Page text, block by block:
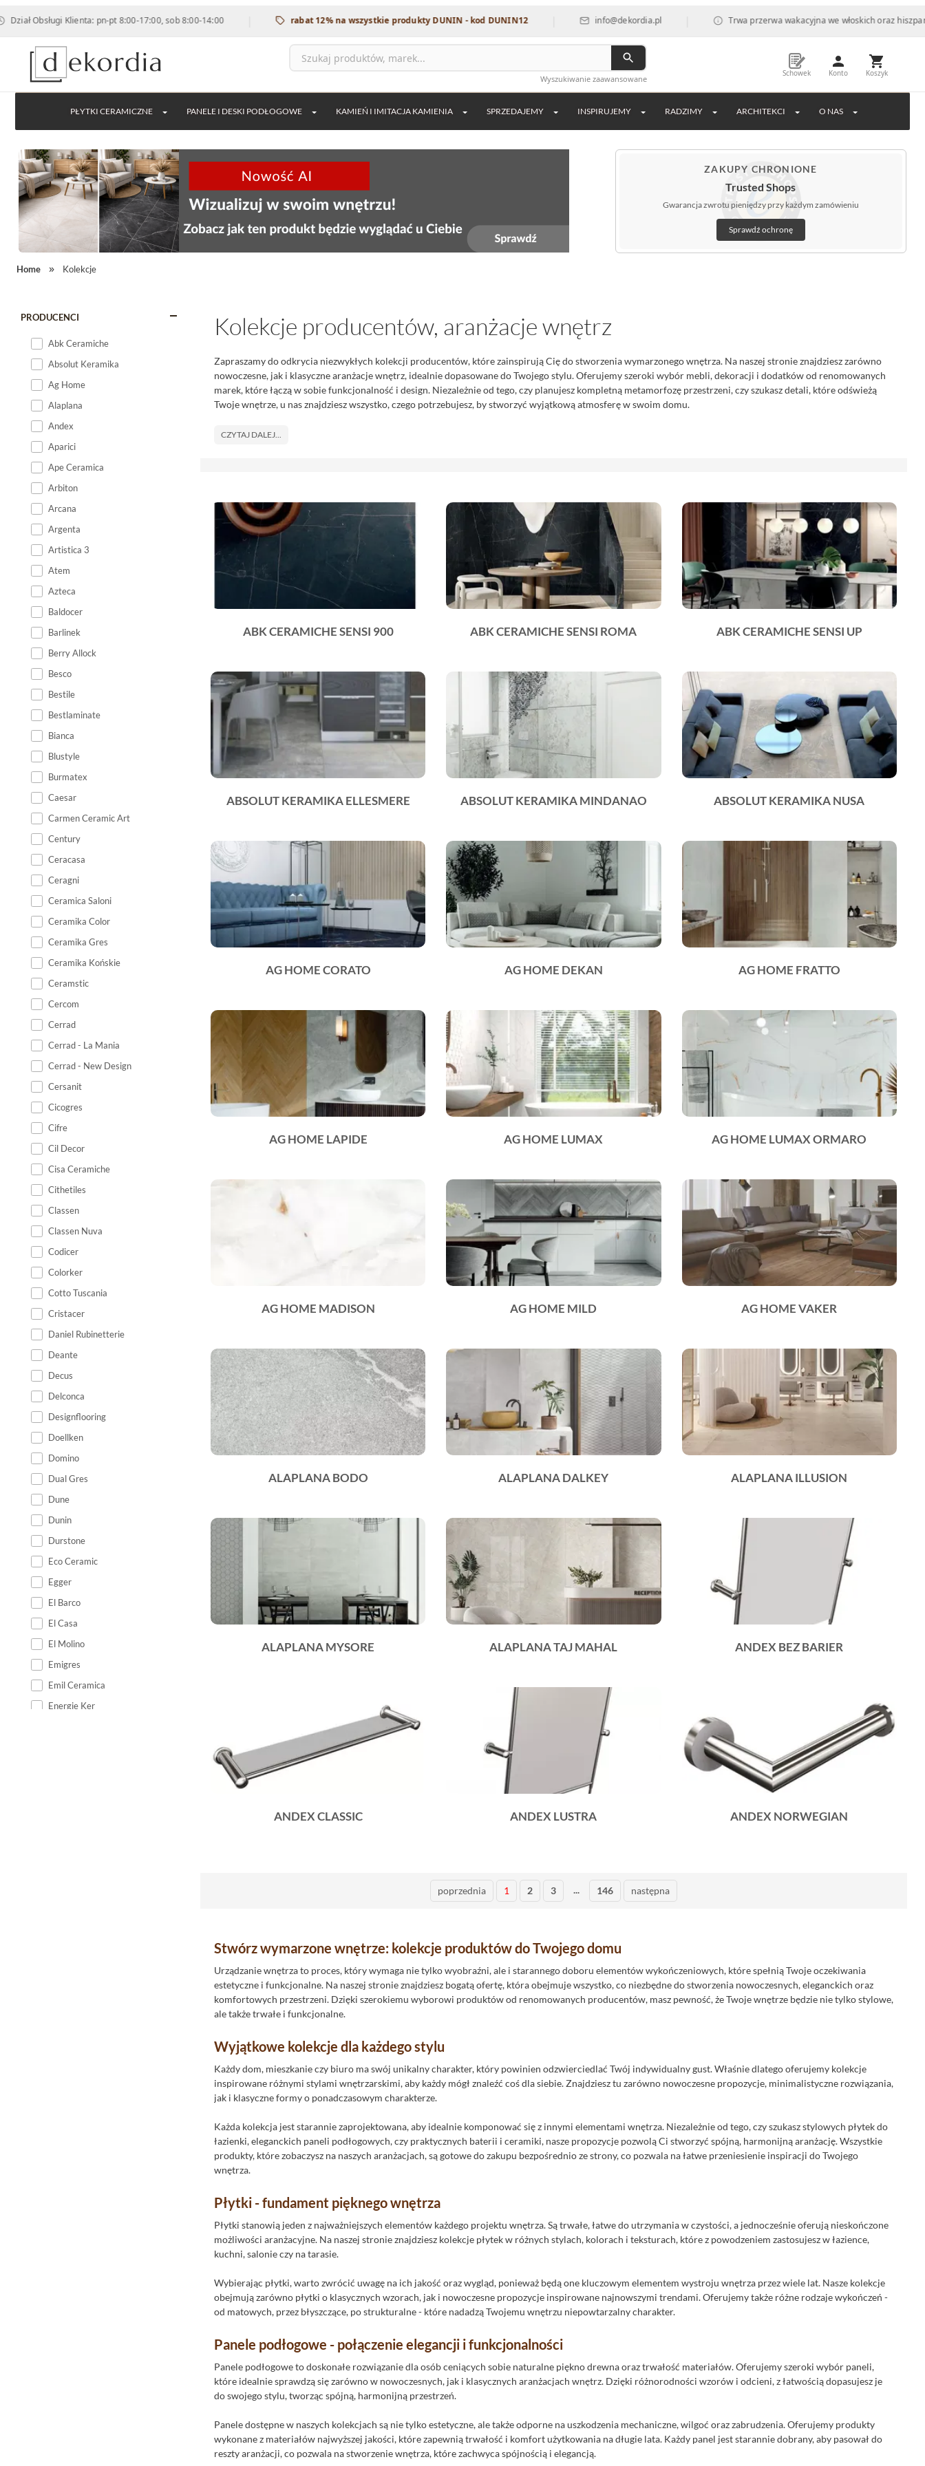
Klienta: pn-pt 8:00-17:00, sob 8:00-14:00 | rabat 12% na wszystkie produkty DUNIN - kod DUNIN12 | info@dekordia.pl | Trwa przerwa wakacyjna we włoskich oraz hiszpańskich
Wyszukiwanie zaawansowane
Schowek Konto Koszyk
PŁYTKI CERAMICZNE PANELE I DESKI PODŁOGOWE KAMIEŃ I IMITACJA KAMIENIA SPRZEDAJEMY INSPIRUJEMY RADZIMY ARCHITEKCI O NAS
ZAKUPY CHRONIONE
Trusted Shops
Gwarancja zwrotu pieniędzy przy każdym zamówieniu
Sprawdź ochronę
Home Kolekcje
PRODUCENCI
Abk Ceramiche
Absolut Keramika
Ag Home
Alaplana
Andex
Aparici
Ape Ceramica
Arbiton
Arcana
Argenta
Artistica 3
Atem
Azteca
Baldocer
Barlinek
Berry Allock
Besco
Bestile
Bestlaminate
Bianca
Blustyle
Burmatex
Caesar
Carmen Ceramic Art
Century
Ceracasa
Ceragni
Ceramica Saloni
Ceramika Color
Ceramika Gres
Ceramika Końskie
Ceramstic
Cercom
Cerrad
Cerrad - La Mania
Cerrad - New Design
Cersanit
Cicogres
Cifre
Cil Decor
Cisa Ceramiche
Cithetiles
Classen
Classen Nuva
Codicer
Colorker
Cotto Tuscania
Cristacer
Daniel Rubinetterie
Deante
Decus
Delconca
Designflooring
Doellken
Domino
Dual Gres
Dune
Dunin
Durstone
Eco Ceramic
Egger
El Barco
El Casa
El Molino
Emigres
Emil Ceramica
Energie Ker
Kolekcje producentów, aranżacje wnętrz
Zapraszamy do odkrycia niezwykłych kolekcji producentów, które zainspirują Cię do stworzenia wymarzonego wnętrza. Na naszej stronie znajdziesz zarówno
nowoczesne, jak i klasyczne aranżacje wnętrz, idealnie dopasowane do Twojego stylu. Oferujemy szeroki wybór mebli, dekoracji i dodatków od renomowanych
marek, które łączą w sobie funkcjonalność i design. Niezależnie od tego, czy planujesz kompletną metamorfozę przestrzeni, czy szukasz detali, które odświeżą
Twoje wnętrze, u nas znajdziesz wszystko, czego potrzebujesz, by stworzyć wyjątkową atmosferę w swoim domu.
CZYTAJ DALEJ...
ABK CERAMICHE SENSI 900 ABK CERAMICHE SENSI ROMA ABK CERAMICHE SENSI UP
ABSOLUT KERAMIKA ELLESMERE ABSOLUT KERAMIKA MINDANAO ABSOLUT KERAMIKA NUSA
AG HOME CORATO AG HOME DEKAN AG HOME FRATTO
AG HOME LAPIDE AG HOME LUMAX AG HOME LUMAX ORMARO
AG HOME MADISON AG HOME MILD AG HOME VAKER
ALAPLANA BODO ALAPLANA DALKEY ALAPLANA ILLUSION
ALAPLANA MYSORE ALAPLANA TAJ MAHAL ANDEX BEZ BARIER
ANDEX CLASSIC ANDEX LUSTRA ANDEX NORWEGIAN
poprzednia 1 2 3 ... 146 następna
Stwórz wymarzone wnętrze: kolekcje produktów do Twojego domu
Urządzanie wnętrza to proces, który wymaga nie tylko wyobraźni, ale i starannego doboru elementów wykończeniowych, które spełnią Twoje oczekiwania
estetyczne i funkcjonalne. Na naszej stronie znajdziesz bogatą ofertę, która obejmuje wszystko, co niezbędne do stworzenia nowoczesnych, eleganckich oraz
komfortowych przestrzeni. Dzięki szerokiemu wyborowi produktów od renomowanych producentów, masz pewność, że Twoje wnętrze będzie nie tylko stylowe,
ale także trwałe i funkcjonalne.
Wyjątkowe kolekcje dla każdego stylu
Każdy dom, mieszkanie czy biuro ma swój unikalny charakter, który powinien odzwierciedlać Twój indywidualny gust. Właśnie dlatego oferujemy kolekcje
inspirowane różnymi stylami wnętrzarskimi, aby każdy mógł znaleźć coś dla siebie. Znajdziesz tu zarówno nowoczesne propozycje, minimalistyczne rozwiązania,
jak i klasyczne formy o ponadczasowym charakterze.
Każda kolekcja jest starannie zaprojektowana, aby idealnie komponować się z innymi elementami wnętrza. Niezależnie od tego, czy szukasz stylowych płytek do
łazienki, eleganckich paneli podłogowych, czy praktycznych baterii i ceramiki, nasze propozycje pozwolą Ci stworzyć spójną, harmonijną aranżację. Wszystkie
produkty, które zobaczysz na naszych aranżacjach, są gotowe do zakupu bezpośrednio ze strony, co pozwala na łatwe przeniesienie inspiracji do Twojego
wnętrza.
Płytki - fundament pięknego wnętrza
Płytki stanowią jeden z najważniejszych elementów każdego projektu wnętrza. Są trwałe, łatwe do utrzymania w czystości, a jednocześnie oferują nieskończone
możliwości aranżacyjne. Na naszej stronie znajdziesz kolekcje płytek w różnych stylach, kolorach i teksturach, które z powodzeniem zastosujesz w łazience,
kuchni, salonie czy na tarasie.
Wybierając płytki, warto zwrócić uwagę na ich jakość oraz wygląd, ponieważ będą one kluczowym elementem wystroju wnętrza przez wiele lat. Nasze kolekcje
obejmują zarówno płytki o klasycznych wzorach, jak i nowoczesne propozycje inspirowane najnowszymi trendami. Oferujemy także różne rodzaje wykończeń -
od matowych, przez błyszczące, po strukturalne - które nadadzą Twojemu wnętrzu niepowtarzalny charakter.
Panele podłogowe - połączenie elegancji i funkcjonalności
Panele podłogowe to doskonałe rozwiązanie dla osób ceniących sobie naturalne piękno drewna oraz trwałość materiałów. Oferujemy szeroki wybór paneli,
które idealnie sprawdzą się zarówno w nowoczesnych, jak i klasycznych aranżacjach wnętrz. Dzięki różnorodności wzorów i odcieni, z łatwością dopasujesz je
do swojego stylu, tworząc spójną, harmonijną przestrzeń.
Panele dostępne w naszych kolekcjach są nie tylko estetyczne, ale także odporne na uszkodzenia mechaniczne, wilgoć oraz zabrudzenia. Oferujemy produkty
wykonane z materiałów najwyższej jakości, które zapewnią trwałość i komfort użytkowania na długie lata. Każdy panel jest starannie dobrany, aby pasował do
reszty aranżacji, co pozwala na stworzenie wnętrza, które zachwyca spójnością i elegancją.